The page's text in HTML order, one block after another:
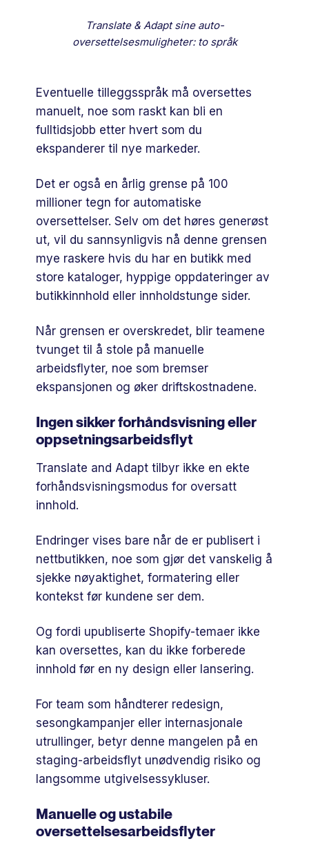
Translate & Adapt sine auto-
oversettelsesmuligheter: to språk
Eventuelle tilleggsspråk må oversettes
manuelt, noe som raskt kan bli en
fulltidsjobb etter hvert som du
ekspanderer til nye markeder.
Det er også en årlig grense på 100
millioner tegn for automatiske
oversettelser. Selv om det høres generøst
ut, vil du sannsynligvis nå denne grensen
mye raskere hvis du har en butikk med
store kataloger, hyppige oppdateringer av
butikkinnhold eller innholdstunge sider.
Når grensen er overskredet, blir teamene
tvunget til å stole på manuelle
arbeidsflyter, noe som bremser
ekspansjonen og øker driftskostnadene.
Ingen sikker forhåndsvisning eller
oppsetningsarbeidsflyt
Translate and Adapt tilbyr ikke en ekte
forhåndsvisningsmodus for oversatt
innhold.
Endringer vises bare når de er publisert i
nettbutikken, noe som gjør det vanskelig å
sjekke nøyaktighet, formatering eller
kontekst før kundene ser dem.
Og fordi upubliserte Shopify-temaer ikke
kan oversettes, kan du ikke forberede
innhold før en ny design eller lansering.
For team som håndterer redesign,
sesongkampanjer eller internasjonale
utrullinger, betyr denne mangelen på en
staging-arbeidsflyt unødvendig risiko og
langsomme utgivelsessykluser.
Manuelle og ustabile
oversettelsesarbeidsflyter